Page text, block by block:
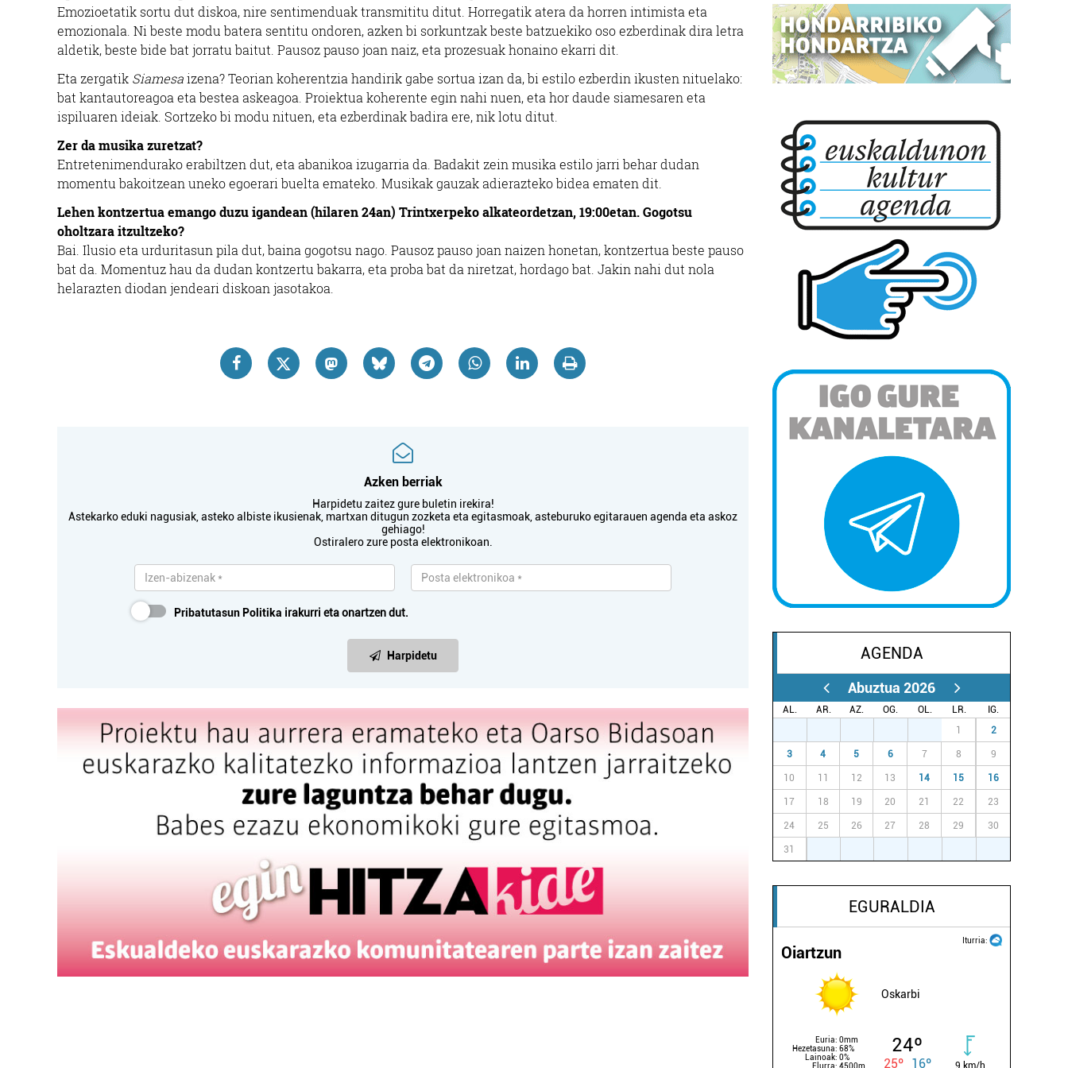
Emozioetatik sortu dut diskoa, nire sentimenduak transmititu ditut. Horregatik atera da horren intimista eta
emozionala. Ni beste modu batera sentitu ondoren, azken bi sorkuntzak beste batzuekiko oso ezberdinak dira letra
aldetik, beste bide bat jorratu baitut. Pausoz pauso joan naiz, eta prozesuak honaino ekarri dit.
Eta zergatik Siamesaizena? Teorian koherentzia handirik gabe sortua izan da, bi estilo ezberdin ikusten nituelako:
bat kantautoreagoa eta bestea askeagoa. Proiektua koherente egin nahi nuen, eta hor daude siamesaren eta
ispiluaren ideiak. Sortzeko bi modu nituen, eta ezberdinak badira ere, nik lotu ditut.
Zer da musika zuretzat?
Entretenimendurako erabiltzen dut, eta abanikoa izugarria da. Badakit zein musika estilo jarri behar dudan
momentu bakoitzean uneko egoerari buelta emateko. Musikak gauzak adierazteko bidea ematen dit.
Lehen kontzertua emango duzu igandean (hilaren 24an) Trintxerpeko alkateordetzan, 19:00etan. Gogotsu
oholtzara itzultzeko?
Bai. Ilusio eta urduritasun pila dut, baina gogotsu nago. Pausoz pauso joan naizen honetan, kontzertua beste pauso
bat da. Momentuz hau da dudan kontzertu bakarra, eta proba bat da niretzat, hordago bat. Jakin nahi dut nola
helarazten diodan jendeari diskoan jasotakoa.
Azken berriak
Harpidetu zaitez gure buletin irekira!
Astekarko eduki nagusiak, asteko albiste ikusienak, martxan ditugun zozketa eta egitasmoak, asteburuko egitarauen agenda eta askoz
gehiago!
Ostiralero zure posta elektronikoan.
Pribatutasun Politika irakurri eta onartzen dut.
Harpidetu AGENDA
Abuztua 2026
AL. AR. AZ. OG. OL. LR.
IG.
1 2
3 4 5 6 7 8 9
10 11 12 13 14 15 16
17 18 19 20 21 22 23
24 25 26 27 28 29 30
31
EGURALDIA
Iturria:
Oiartzun
Oskarbi
Euria: 0mm
Hezetasuna: 68%
Lainoak: 0%
Elurra: 4500m
24º
25º 16º 9 km/h